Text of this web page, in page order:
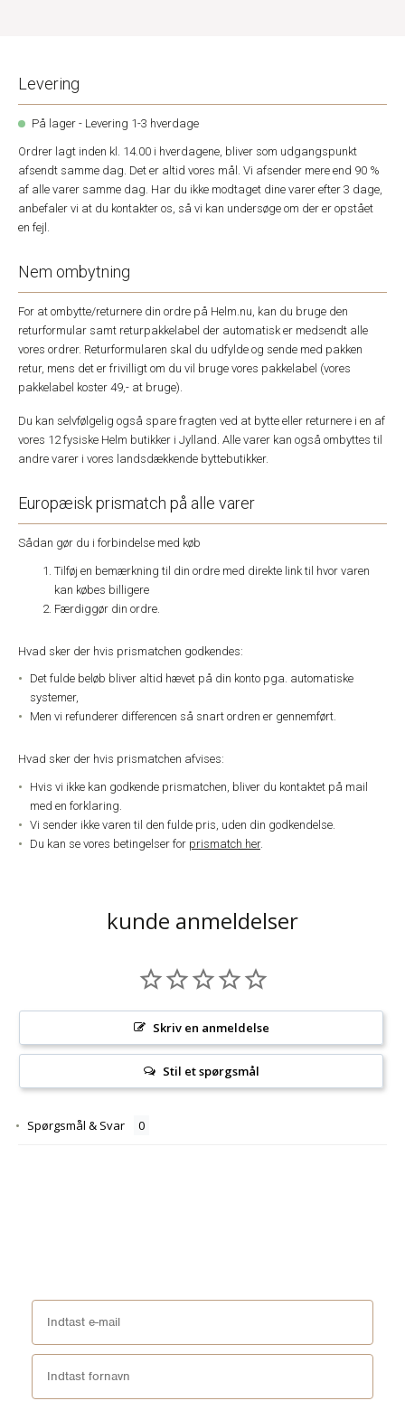
Levering
På lager - Levering 1-3 hverdage
Ordrer lagt inden kl. 14.00 i hverdagene, bliver som udgangspunkt
afsendt samme dag. Det er altid vores mål. Vi afsender mere end 90 %
af alle varer samme dag. Har du ikke modtaget dine varer efter 3 dage,
anbefaler vi at du kontakter os, så vi kan undersøge om der er opstået
en fejl.
Nem ombytning
For at ombytte/returnere din ordre på Helm.nu, kan du bruge den
returformular samt returpakkelabel der automatisk er medsendt alle
vores ordrer. Returformularen skal du udfylde og sende med pakken
retur, mens det er frivilligt om du vil bruge vores pakkelabel (vores
pakkelabel koster 49,- at bruge).
Du kan selvfølgelig også spare fragten ved at bytte eller returnere i en af
vores 12 fysiske Helm butikker i Jylland. Alle varer kan også ombyttes til
andre varer i vores landsdækkende byttebutikker.
Europæisk prismatch på alle varer
Sådan gør du i forbindelse med køb
Tilføj en bemærkning til din ordre med direkte link til hvor varen
kan købes billigere
Færdiggør din ordre.
Hvad sker der hvis prismatchen godkendes:
Det fulde beløb bliver altid hævet på din konto pga. automatiske
systemer,
Men vi refunderer differencen så snart ordren er gennemført.
Hvad sker der hvis prismatchen afvises:
Hvis vi ikke kan godkende prismatchen, bliver du kontaktet på mail
med en forklaring.
Vi sender ikke varen til den fulde pris, uden din godkendelse.
Du kan se vores betingelser for prismatch her.
kunde anmeldelser
Skriv en anmeldelse
Stil et spørgsmål
Spørgsmål & Svar